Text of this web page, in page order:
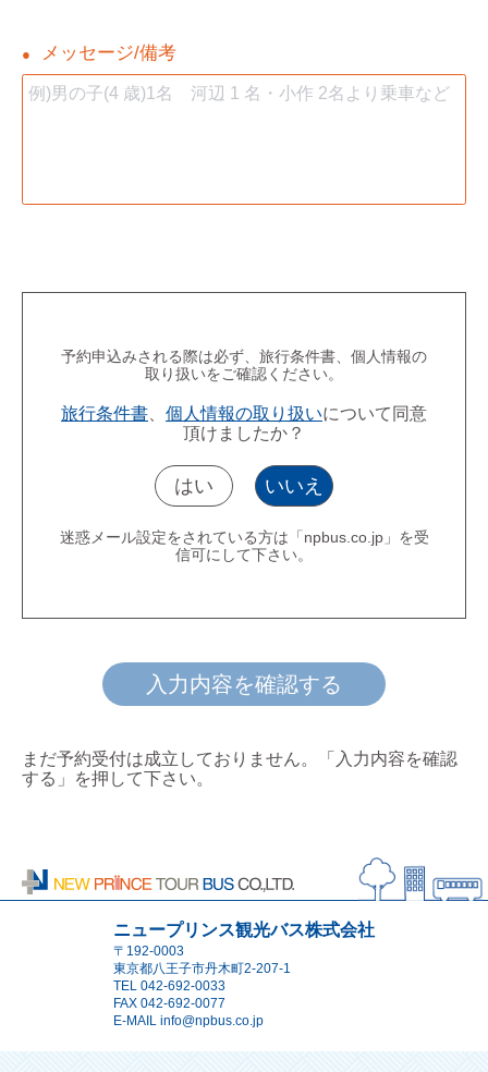
● メッセージ/備考
予約申込みされる際は必ず、旅行条件書、個人情報の
取り扱いをご確認ください。
旅行条件書 個人情報の取り扱いについて同意
頂けましたか？
はい いいえ
迷惑メール設定をされている方は「npbus.co.jp」を受
信可にして下さい。
入力内容を確認する
まだ予約受付は成立しておりません。「入力内容を確認
する」を押して下さい。
ニュープリンス観光バス株式会社
〒192-0003
東京都八王子市丹木町2-207-1
TEL 042-692-0033
FAX 042-692-0077
E-MAIL info@npbus.co.jp